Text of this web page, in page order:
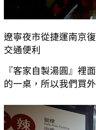
遼寧夜市從捷運南京
交通便利
『客家自製湯圓』裡
的一桌，所以我們買